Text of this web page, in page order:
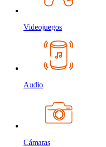
Videojuegos
Audio
Cámaras